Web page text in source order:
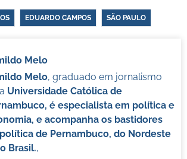
EDUARDO CAMPOS SÃO PAULO
Melo
Melo, graduado em jornalismo
Universidade Católica de
é especialista em política e
e acompanha os bastidores
de Pernambuco, do Nordeste
Brasil.,